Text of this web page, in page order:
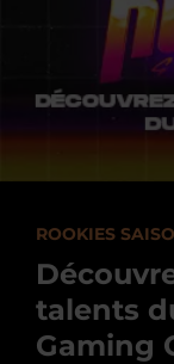
ROOKIES
talents
Gaming